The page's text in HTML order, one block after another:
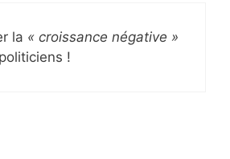
la « croissance négative »
!